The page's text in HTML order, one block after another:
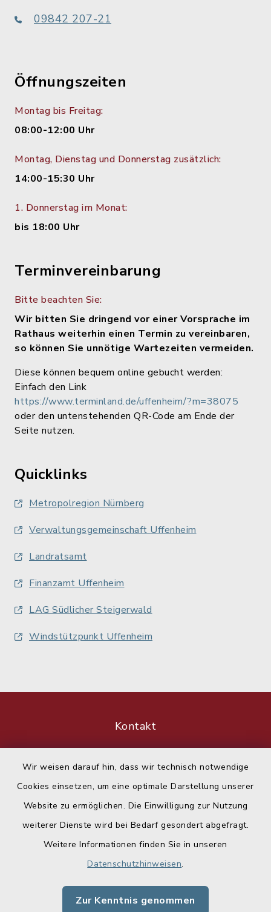
Wir weisen darauf hin, dass wir technisch notwendige
Cookies einsetzen, um eine optimale Darstellung unserer
Website zu ermöglichen. Die Einwilligung zur Nutzung
weiterer Dienste wird bei Bedarf gesondert abgefragt.
Weitere Informationen finden Sie in unseren
Datenschutzhinweisen.
Zur Kenntnis genommen
09842 207-21
Öffnungszeiten
Montag bis Freitag:
08:00-12:00 Uhr
Montag, Dienstag und Donnerstag zusätzlich:
14:00-15:30 Uhr
1. Donnerstag im Monat:
bis 18:00 Uhr
Terminvereinbarung
Bitte beachten Sie:
Wir bitten Sie dringend vor einer Vorsprache im
Rathaus weiterhin einen Termin zu vereinbaren,
so können Sie unnötige Wartezeiten vermeiden.
Diese können bequem online gebucht werden:
Einfach den Link
https://www.terminland.de/uffenheim/?m=38075
oder den untenstehenden QR-Code am Ende der
Seite nutzen.
Quicklinks
Metropolregion Nürnberg
Verwaltungsgemeinschaft Uffenheim
Landratsamt
Finanzamt Uffenheim
LAG Südlicher Steigerwald
Windstützpunkt Uffenheim
Kontakt
Datenschutz
Impressum
Sitemap
Cookie-Einstellungen